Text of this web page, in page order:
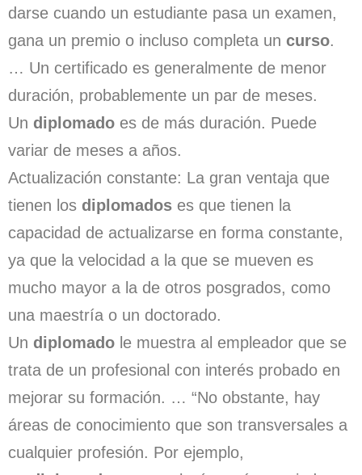
darse cuando un estudiante pasa un examen,
gana un premio o incluso completa un curso.
… Un certificado es generalmente de menor
duración, probablemente un par de meses.
Un diplomado es de más duración. Puede
variar de meses a años.
Actualización constante: La gran ventaja que
tienen los diplomados es que tienen la
capacidad de actualizarse en forma constante,
ya que la velocidad a la que se mueven es
mucho mayor a la de otros posgrados, como
una maestría o un doctorado.
Un diplomado le muestra al empleador que se
trata de un profesional con interés probado en
mejorar su formación. … “No obstante, hay
áreas de conocimiento que son transversales a
cualquier profesión. Por ejemplo,